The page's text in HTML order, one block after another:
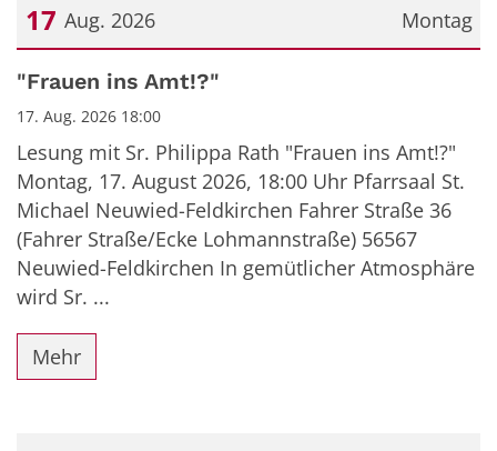
Montag
17 Aug. 2026
Datum: 17. August 2026
"Frauen ins Amt!?"
17. Aug. 2026 18:00
Lesung mit Sr. Philippa Rath "Frauen ins Amt!?"
Montag, 17. August 2026, 18:00 Uhr Pfarrsaal St.
Michael Neuwied-Feldkirchen Fahrer Straße 36
(Fahrer Straße/Ecke Lohmannstraße) 56567
Neuwied-Feldkirchen In gemütlicher Atmosphäre
wird Sr. ...
Mehr